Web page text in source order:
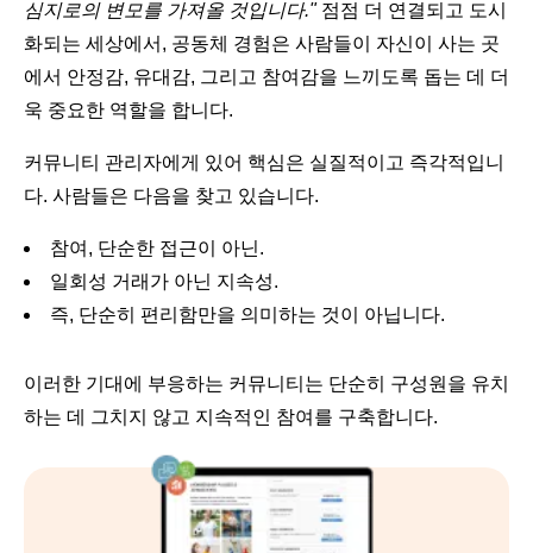
심지로의 변모를 가져올 것입니다."점점 더 연결되고 도시
화되는 세상에서, 공동체 경험은 사람들이 자신이 사는 곳
에서 안정감, 유대감, 그리고 참여감을 느끼도록 돕는 데 더
욱 중요한 역할을 합니다.
커뮤니티 관리자에게 있어 핵심은 실질적이고 즉각적입니
다. 사람들은 다음을 찾고 있습니다.
참여, 단순한 접근이 아닌.
일회성 거래가 아닌 지속성.
즉, 단순히 편리함만을 의미하는 것이 아닙니다.
이러한 기대에 부응하는 커뮤니티는 단순히 구성원을 유치
하는 데 그치지 않고 지속적인 참여를 구축합니다.